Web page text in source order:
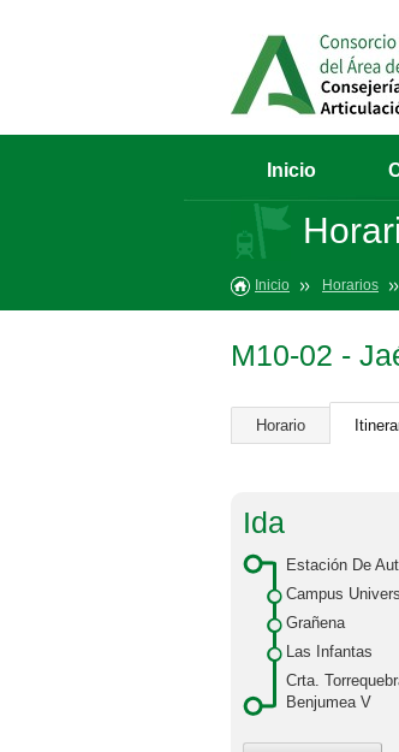
Inicio
Inicio Horarios
M10-02 -
Horario
Ida
Estación De
Campus
Grañena
Las Infantas
Crta.
Benjumea V